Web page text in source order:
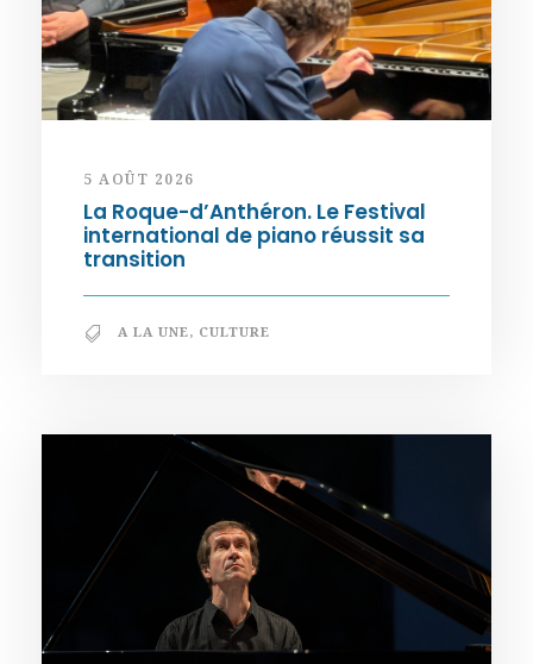
5 AOÛT 2026
La Roque-d’Anthéron. Le Festival
international de piano réussit sa
transition
A LA UNE, CULTURE